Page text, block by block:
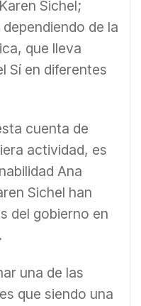
Sichel;
de la
que lleva
Sí en diferentes
cuenta de
actividad, es
Ana
Sichel han
del gobierno en
una de las
que siendo una